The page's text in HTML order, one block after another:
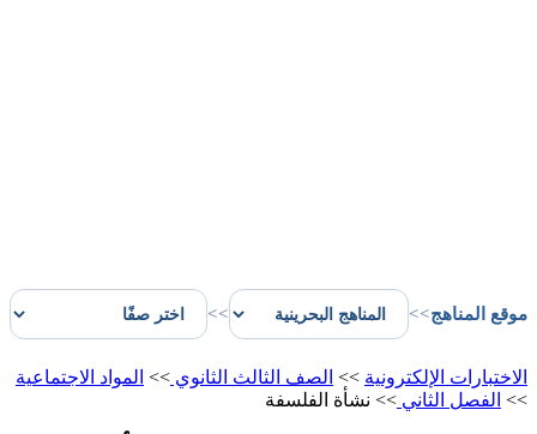
موقع المناهج>>
>>
الاختبارات الإلكترونية >> الصف الثالث الثانوي >> المواد الاجتماعية
>> الفصل الثاني >> نشأة الفلسفة